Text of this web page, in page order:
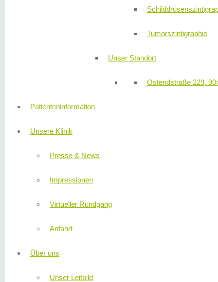
Tumorszintigraphie
Unser Standort
Ostendstraße 229,
Patienteninformation
Unsere Klinik
Presse & News
Impressionen
Virtueller Rundgang
Anfahrt
Über uns
Unser Leitbild